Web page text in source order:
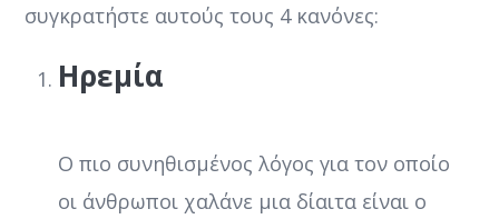
συγκρατήστε αυτούς τους 4 κανόνες:
Ηρεμία
Ο πιο συνηθισμένος λόγος για τον οποίο
οι άνθρωποι χαλάνε μια δίαιτα είναι ο